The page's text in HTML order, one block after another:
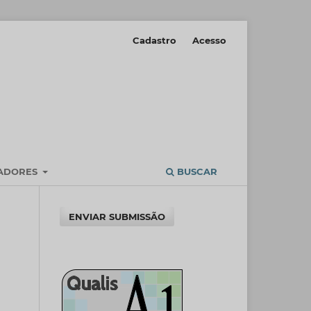
BUSCAR
Cadastro Acesso
ENVIAR SUBMISSÃO